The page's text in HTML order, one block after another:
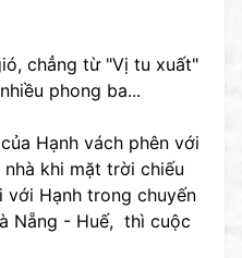
chẳng từ "Vị tu xuất"
phong ba...
Hạnh vách phên với
khi mặt trời chiếu
với Hạnh trong chuyến
Nẵng - Huế, thì cuộc